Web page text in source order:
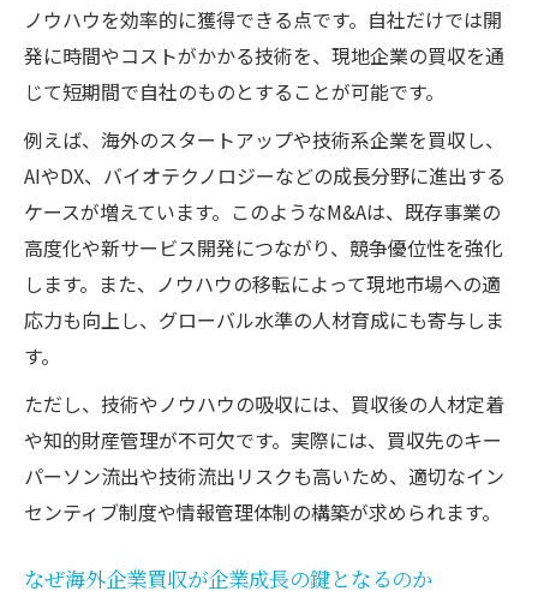
ノウハウを効率的に獲得できる点です。自社だけでは開
発に時間やコストがかかる技術を、現地企業の買収を通
じて短期間で自社のものとすることが可能です。
例えば、海外のスタートアップや技術系企業を買収し、
AIやDX、バイオテクノロジーなどの成長分野に進出する
ケースが増えています。このようなM&Aは、既存事業の
高度化や新サービス開発につながり、競争優位性を強化
します。また、ノウハウの移転によって現地市場への適
応力も向上し、グローバル水準の人材育成にも寄与しま
す。
ただし、技術やノウハウの吸収には、買収後の人材定着
や知的財産管理が不可欠です。実際には、買収先のキー
パーソン流出や技術流出リスクも高いため、適切なイン
センティブ制度や情報管理体制の構築が求められます。
なぜ海外企業買収が企業成長の鍵となるのか